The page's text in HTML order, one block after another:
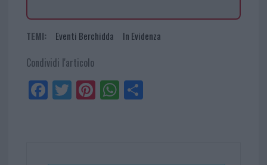
TEMI: Eventi Berchidda In Evidenza
Condividi l'articolo
Fa
ce
Tw
itt
Pi
nt
W
ha
Sh